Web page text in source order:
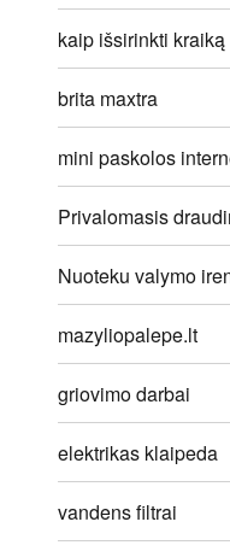
kaip išsirinkti kraiką
brita maxtra
mini paskolos
Privalomasis
Nuoteku valymo
mazyliopalepe.lt
griovimo darbai
elektrikas klaipeda
vandens filtrai